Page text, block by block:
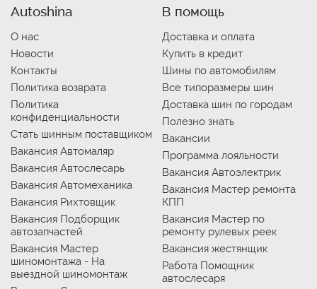
Autoshina
О нас
Новости
Контакты
Политика возврата
Политика
конфиденциальности
Стать шинным поставщиком
Вакансия Автомаляр
Вакансия Автослесарь
Вакансия Автомеханика
Вакансия Рихтовщик
Вакансия Подборщик
автозапчастей
Вакансия Мастер
шиномонтажа - На
выездной шиномонтаж
В помощь
Доставка и оплата
Купить в кредит
Шины по автомобилям
Все типоразмеры шин
Доставка шин по городам
Полезно знать
Вакансии
Программа лояльности
Вакансия Автоэлектрик
Вакансия Мастер ремонта
КПП
Вакансия Мастер по
ремонту рулевых реек
Вакансия жестянщик
Работа Помощник
автослесаря